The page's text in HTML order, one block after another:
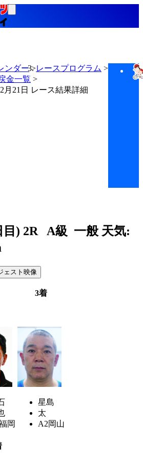
ンダー
レースプログラム
金一覧
月21日 レース結果詳細
目) 2R A級 一般 天気:
ェスト映像
3着
岡
星島
太
A2岡山